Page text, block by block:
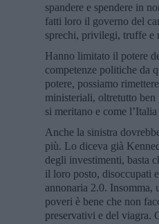
spandere e spendere in
fatti loro il governo del
sprechi, privilegi, truffe e
Hanno limitato il potere
competenze politiche da
potere, possiamo
ministeriali, oltretutto
si meritano e come
Anche la sinistra
più. Lo diceva già
degli investimenti, basta
il loro posto, disoccupati
annonaria 2.0. Insomma,
poveri è bene che non
preservativi e del viagra.